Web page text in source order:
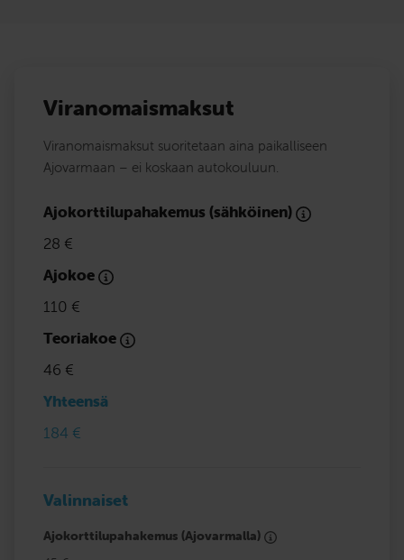
Viranomaismaksut
Viranomaismaksut suoritetaan aina paikalliseen
Ajovarmaan – ei koskaan autokouluun.
Ajokorttilupahakemus (sähköinen)
28 €
Ajokoe
110 €
Teoriakoe
46 €
Yhteensä
184 €
Valinnaiset
Ajokorttilupahakemus (Ajovarmalla)